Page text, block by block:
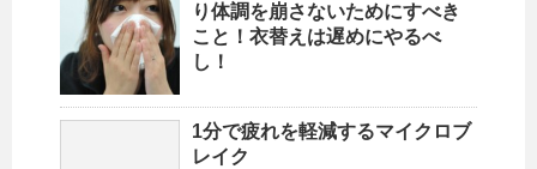
り体調を崩さないためにすべき
こと！衣替えは遅めにやるべ
し！
1分で疲れを軽減するマイクロブ
レイク